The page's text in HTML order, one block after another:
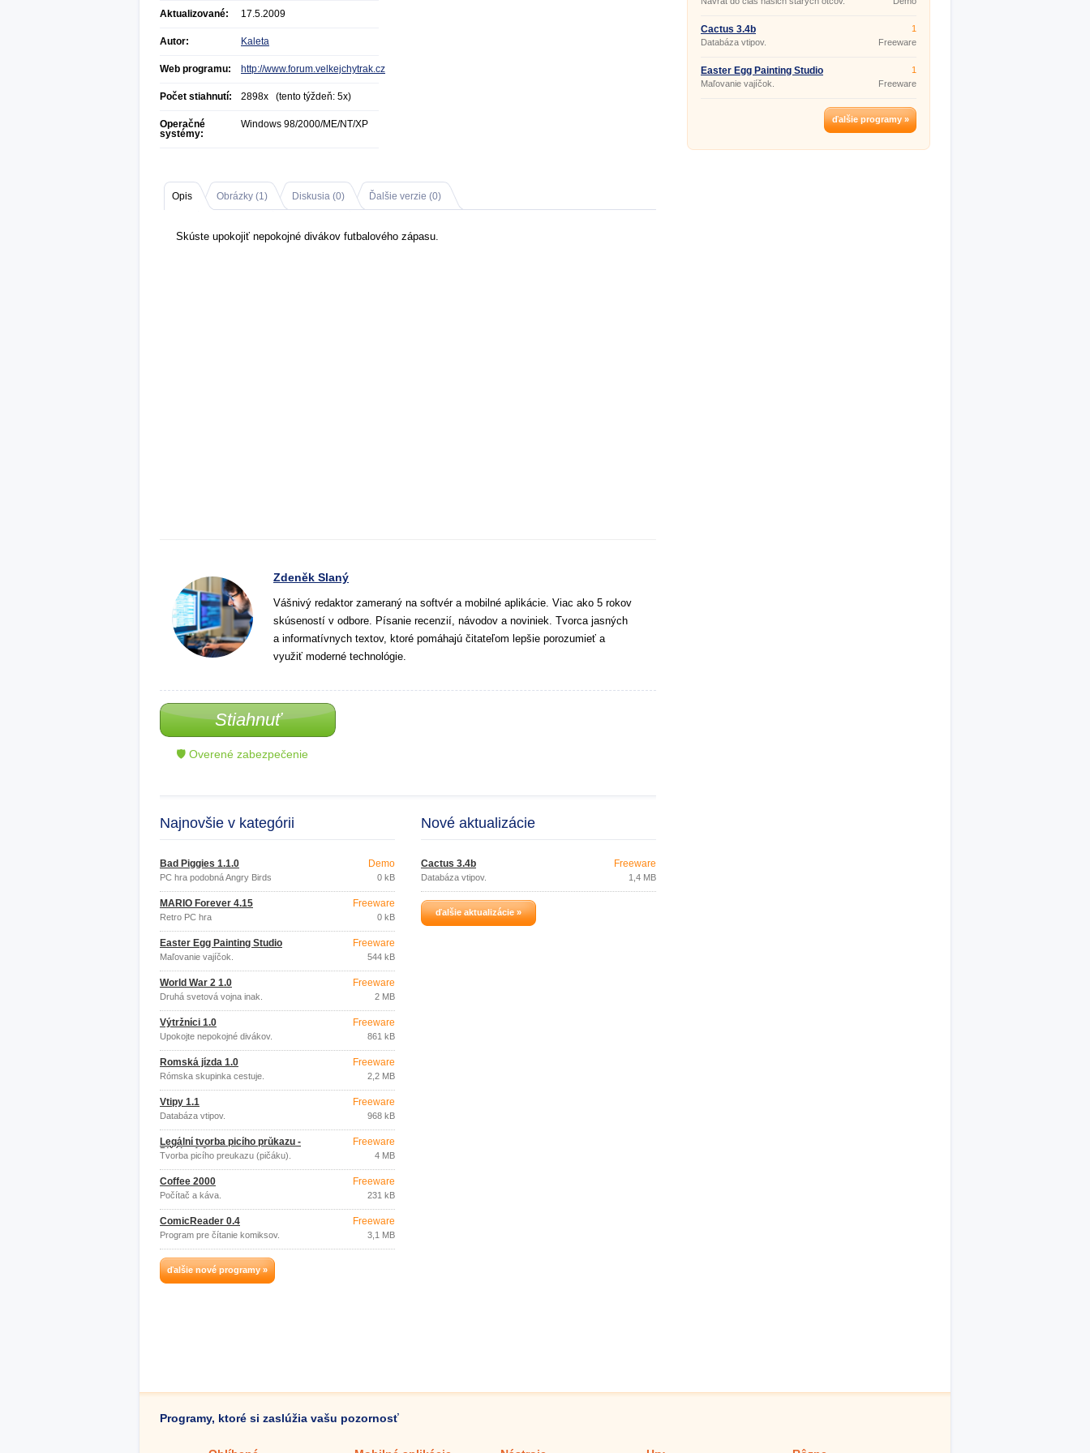
Aktualizované: 17.5.2009
Autor: Kaleta
Web programu: http://www.forum.velkejchytrak.cz
Počet stiahnutí: 2898x (tento týždeň: 5x)
Operačné
systémy:
Windows 98/2000/ME/NT/XP
Opis Obrázky (1) Diskusia (0) Ďalšie verzie (0)
Skúste upokojiť nepokojné divákov futbalového zápasu.
Zdeněk Slaný
Vášnivý redaktor zameraný na softvér a mobilné aplikácie. Viac ako 5 rokov
skúseností v odbore. Písanie recenzií, návodov a noviniek. Tvorca jasných
a informatívnych textov, ktoré pomáhajú čitateľom lepšie porozumieť a
využiť moderné technológie.
Stiahnuť
🛡 Overené zabezpečenie
Najnovšie v kategórii
Bad Piggies 1.1.0
PC hra podobná Angry Birds
Demo
0 kB
MARIO Forever 4.15
Retro PC hra
Freeware
0 kB
Easter Egg Painting Studio
Maľovanie vajíčok.
Freeware
544 kB
World War 2 1.0
Druhá svetová vojna inak.
Freeware
2 MB
Výtržníci 1.0
Upokojte nepokojné divákov.
Freeware
861 kB
Romská jízda 1.0
Rómska skupinka cestuje.
Freeware
2,2 MB
Vtipy 1.1
Databáza vtipov.
Freeware
968 kB
Legální tvorba picího průkazu -
Pičáku 1.0
Tvorba picího preukazu (pičáku).
Freeware
4 MB
Coffee 2000
Počítač a káva.
Freeware
231 kB
ComicReader 0.4
Program pre čítanie komiksov.
Freeware
3,1 MB
ďalšie nové programy »
Nové aktualizácie
Cactus 3.4b
Databáza vtipov.
Freeware
1,4 MB
ďalšie aktualizácie »
Cactus 3.4b
Databáza vtipov.
1
Freeware
Easter Egg Painting Studio
Maľovanie vajíčok.
1
Freeware
ďalšie programy »
Programy, ktoré si zaslúžia vašu pozornosť